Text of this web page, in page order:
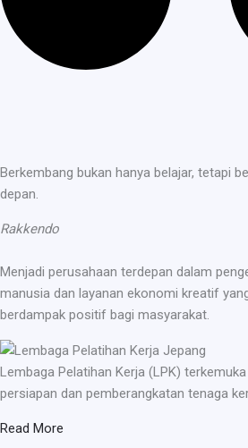
Berkembang bukan hanya belajar, tetapi
depan.
Rakkendo
Menjadi perusahaan terdepan dalam
manusia dan layanan ekonomi kreatif
berdampak positif bagi masyarakat.
Lembaga Pelatihan Kerja (LPK)
persiapan dan pemberangkatan tenaga
Read More